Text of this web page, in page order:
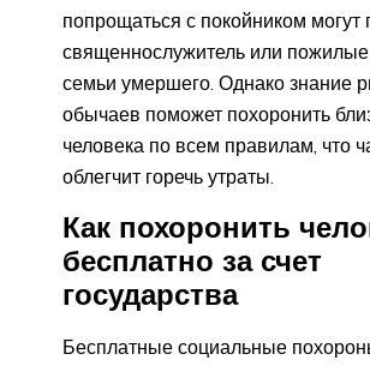
попрощаться с покойником могут
священнослужитель или
семьи умершего. Однако знание
обычаев поможет похоронить
человека по всем правилам, что
облегчит горечь утраты.
Как похоронить
бесплатно за счет
государства
Бесплатные социальные